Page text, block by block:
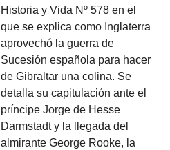
Historia y Vida Nº 578 en el
que se explica como Inglaterra
aprovechó la guerra de
Sucesión española para hacer
de Gibraltar una colina. Se
detalla su capitulación ante el
príncipe Jorge de Hesse
Darmstadt y la llegada del
almirante George Rooke, la